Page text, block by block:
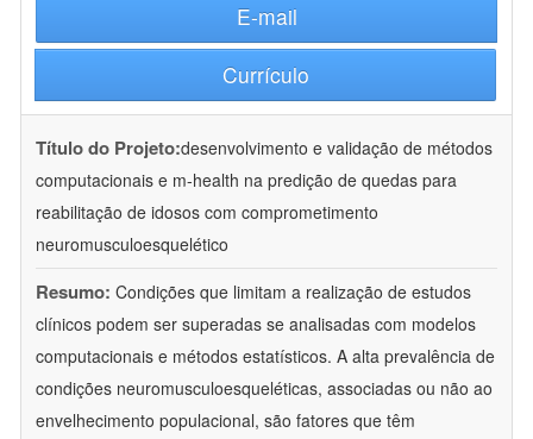
E-mail
Currículo
Título do Projeto:desenvolvimento e validação de métodos
computacionais e m-health na predição de quedas para
reabilitação de idosos com comprometimento
neuromusculoesquelético
Resumo: Condições que limitam a realização de estudos
clínicos podem ser superadas se analisadas com modelos
computacionais e métodos estatísticos. A alta prevalência de
condições neuromusculoesqueléticas, associadas ou não ao
envelhecimento populacional, são fatores que têm